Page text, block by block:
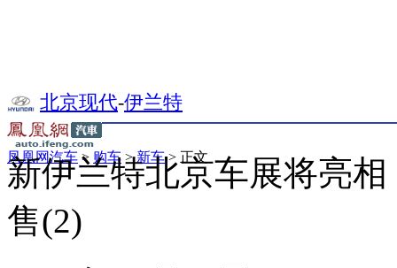
北京现代-伊兰特
凤凰网汽车 > 购车 >新车> 正文
新伊兰特北京车展将亮
售(2)